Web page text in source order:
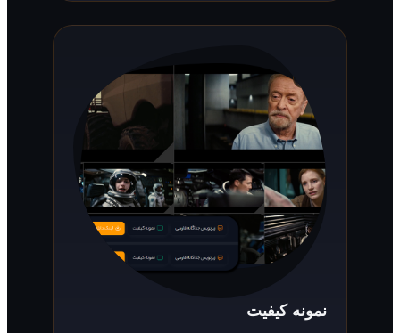
نمونه کیفیت